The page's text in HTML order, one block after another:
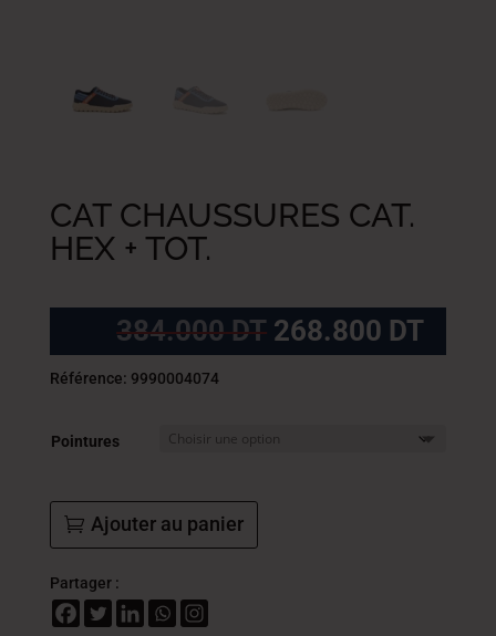
CAT CHAUSSURES CAT.
HEX + TOT.
384.000DT Le
prix
384.000
268.800 DTLe
prix
Référence: 9990004074
Pointures
Ajouter au panier
Partager :